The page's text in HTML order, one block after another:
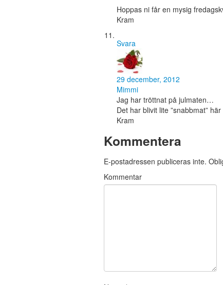
Hoppas ni får en mysig
Kram
Svara
29 december, 2012
Mimmi
Jag har tröttnat på julmaten…
Det har blivit lite ”snabbmat”
Kram
Kommentera
E-postadressen publiceras inte.
Kommentar